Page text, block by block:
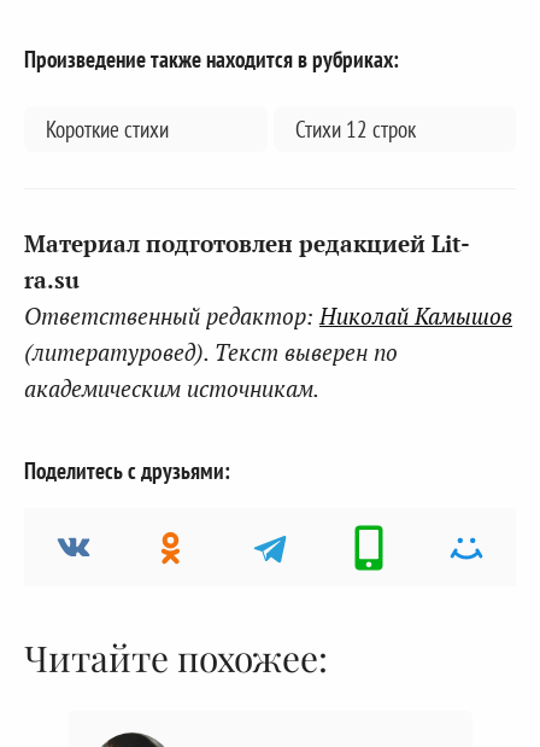
Произведение также находится в рубриках:
Короткие стихи Стихи 12 строк
Материал подготовлен редакцией Lit-
ra.su
Ответственный редактор: Николай Камышов
(литературовед). Текст выверен по
академическим источникам.
Поделитесь с друзьями:
Читайте похожее: